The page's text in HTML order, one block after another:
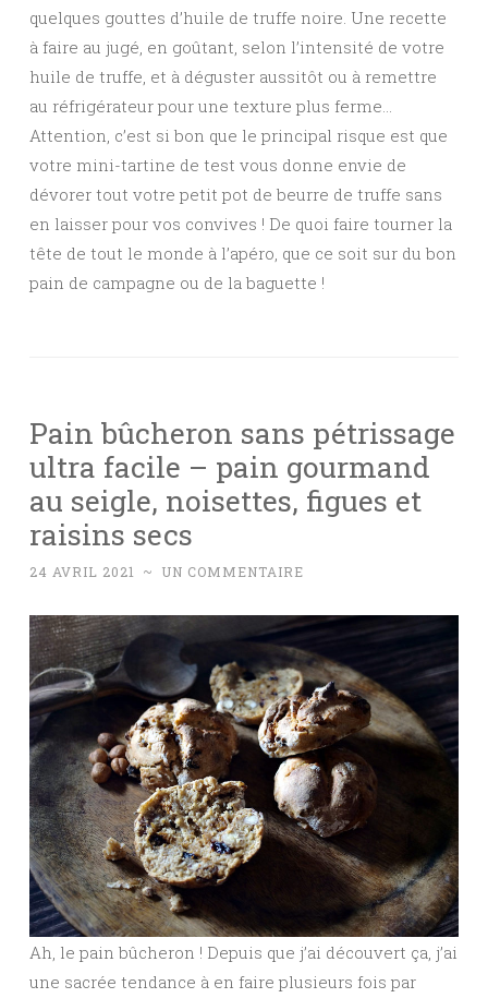
quelques gouttes d’huile de truffe noire. Une recette
à faire au jugé, en goûtant, selon l’intensité de votre
huile de truffe, et à déguster aussitôt ou à remettre
au réfrigérateur pour une texture plus ferme…
Attention, c’est si bon que le principal risque est que
votre mini-tartine de test vous donne envie de
dévorer tout votre petit pot de beurre de truffe sans
en laisser pour vos convives ! De quoi faire tourner la
tête de tout le monde à l’apéro, que ce soit sur du bon
pain de campagne ou de la baguette !
Pain bûcheron sans pétrissage
ultra facile – pain gourmand
au seigle, noisettes, figues et
raisins secs
24 AVRIL 2021 ~ UN COMMENTAIRE
Ah, le pain bûcheron ! Depuis que j’ai découvert ça, j’ai
une sacrée tendance à en faire plusieurs fois par